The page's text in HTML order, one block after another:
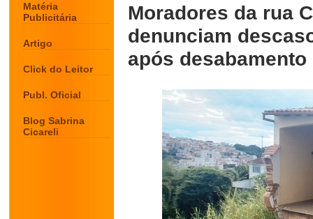
Matéria
Publicitária
Artigo
Click do Leitor
Publ. Oficial
Blog Sabrina
Cicareli
Moradores da rua
denunciam
após